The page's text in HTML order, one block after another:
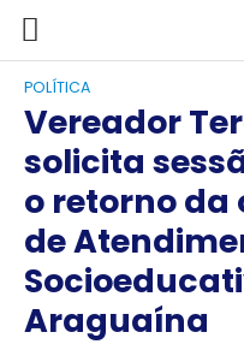
POLÍTICA
Vereador
solicita
o retorno da
de
Araguaína